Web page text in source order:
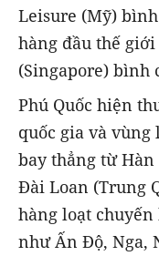
Leisure (Mỹ)
hàng đầu thế giới
(Singapore) bình
Phú Quốc hiện
quốc gia và vùng
bay thẳng từ Hàn
Đài Loan (Trung
hàng loạt
như Ấn Độ, Nga,